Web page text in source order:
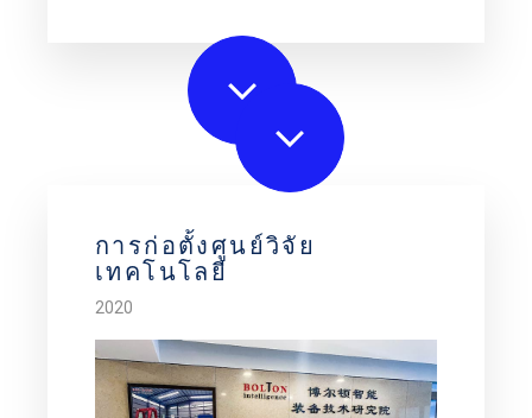
การก่อตั้งศูนย์วิจัย
เทคโนโลยี
2020